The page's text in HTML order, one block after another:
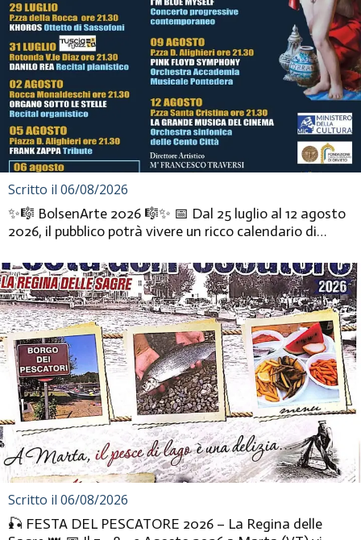
Scritto il 06/08/2026
✨🎼 BolsenArte 2026 🎼✨ 📅 Dal 25 luglio al 12 agosto
2026, il pubblico potrà vivere un ricco calendario di
Scritto il 06/08/2026
🎣 FESTA DEL PESCATORE 2026 – La Regina delle